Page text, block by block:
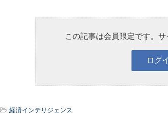
この記事は会員限定です。
経済インテリジェンス